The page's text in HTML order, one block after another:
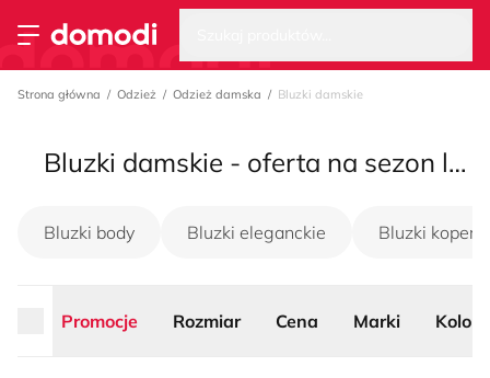
Przełącz menu
Strona główna
Strona główna Odzież Odzież damska Bluzki damskie
Bluzki damskie - oferta na sezon lato 2026
Bluzki body Bluzki eleganckie Bluzki
Promocje Rozmiar Cena Marki Kolor